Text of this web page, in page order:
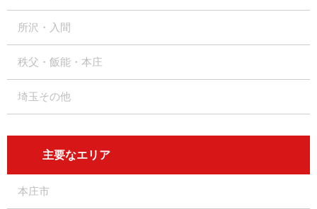
所沢・入間
秩父・飯能・本庄
埼玉その他
主要なエリア
本庄市